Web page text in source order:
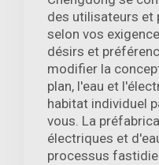
des utilisateurs et
selon vos
désirs et
modifier la
plan, l'eau et
habitat individuel
vous. La
électriques et
processus